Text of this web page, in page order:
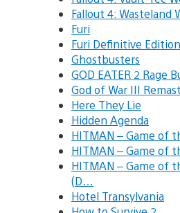
Fallout 4: Wasteland
Furi
Furi Definitive Edition
Ghostbusters
GOD EATER 2 Rage
God of War III
Here They Lie
Hidden Agenda
HITMAN – Game of
HITMAN – Game of
HITMAN – Game of
(D…
Hotel Transylvania